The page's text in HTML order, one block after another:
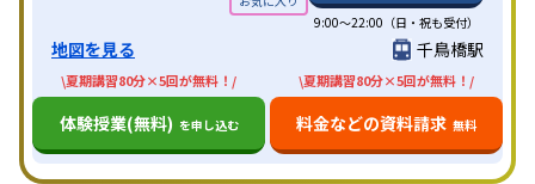
9:00～22:00（日・祝も受付）
地図を見る 千鳥橋駅
\夏期講習80分×5回が無料！/
体験授業(無料) を申し込む
\夏期講習80分×5回が無料！/
料金などの資料請求 無料